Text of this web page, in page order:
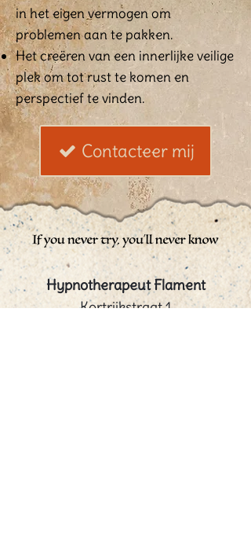
in het eigen vermogen om
problemen aan te pakken.
Het creëren van een innerlijke veilige
plek om tot rust te komen en
perspectief te vinden.
Contacteer mij
Hypnotherapeut Flament
Kortrijkstraat 1